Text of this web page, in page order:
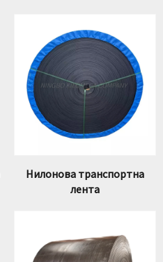
Нилонова транспортна
лента